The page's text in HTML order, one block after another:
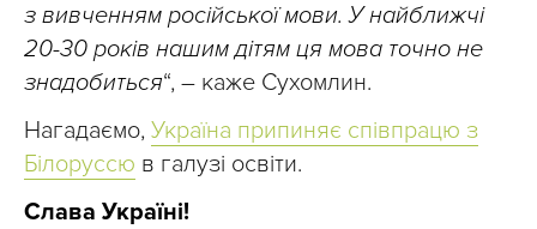
з вивченням російської мови.У найближчі
20-30 років нашим дітям ця мова точно не
знадобиться“, – каже Сухомлин.
Нагадаємо, Україна припиняє співпрацю з
Білоруссю в галузі освіти.
Слава Україні!